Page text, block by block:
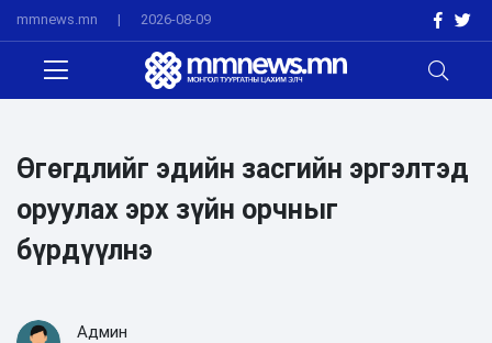
mmnews.mn | 2026-08-09
Өгөгдлийг эдийн засгийн эргэлтэд
оруулах эрх зүйн орчныг
бүрдүүлнэ
Админ